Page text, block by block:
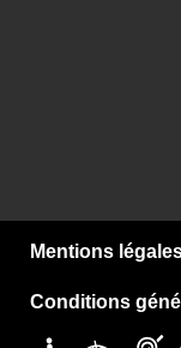
Mentions
Conditions